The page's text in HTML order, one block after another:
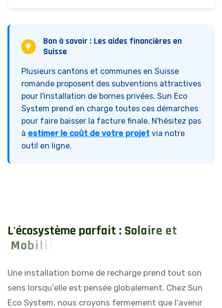
Bon à savoir : Les aides financières en
Suisse
Plusieurs cantons et communes en Suisse
romande proposent des subventions attractives
pour l'installation de bornes privées. Sun Eco
System prend en charge toutes ces démarches
pour faire baisser la facture finale. N'hésitez pas
à estimer le coût de votre projet via notre
outil en ligne.
L'écosystème parfait : Solaire et
Mobilité
Une installation borne de recharge prend tout son
sens lorsqu'elle est pensée globalement. Chez Sun
Eco System, nous croyons fermement que l'avenir